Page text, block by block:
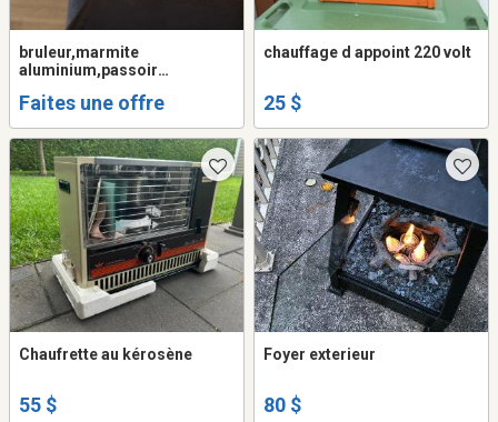
bruleur,marmite
aluminium,passoir
Faites une offre
chauffage d appoint 220 volt
25 $
Chaufrette au kérosène
55 $
Foyer exterieur
80 $